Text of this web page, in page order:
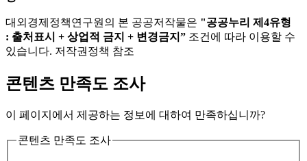
대외경제정책연구원의 본 공공저작물은 "공공누리 제4유형
: 출처표시 + 상업적 금지 + 변경금지” 조건에 따라 이용할 수
있습니다. 저작권정책 참조
콘텐츠 만족도 조사
이 페이지에서 제공하는 정보에 대하여 만족하십니까?
콘텐츠 만족도 조사